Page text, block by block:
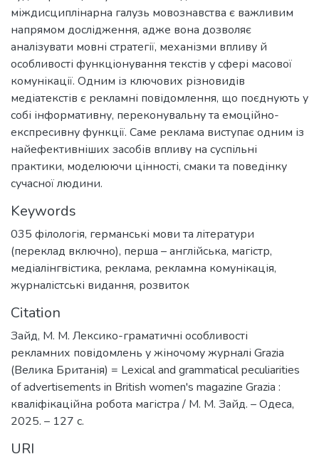
міждисциплінарна галузь мовознавства є важливим
напрямом дослідження, адже вона дозволяє
аналізувати мовні стратегії, механізми впливу й
особливості функціонування текстів у сфері масової
комунікації. Одним із ключових різновидів
медіатекстів є рекламні повідомлення, що поєднують у
собі інформативну, переконувальну та емоційно-
експресивну функції. Саме реклама виступає одним із
найефективніших засобів впливу на суспільні
практики, моделюючи цінності, смаки та поведінку
сучасної людини.
Keywords
035 філологія, германські мови та літератури
(переклад включно), перша – англійська, магістр,
медіалінгвістика, реклама, рекламна комунікація,
журналістські видання, розвиток
Citation
Зайд, М. М. Лексико-граматичні особливості
рекламних повідомлень у жіночому журналі Grazia
(Велика Британія) = Lexical and grammatical peculiarities
of advertisements in British women's magazine Grazia :
кваліфікаційна робота магістра / М. М. Зайд. – Одеса,
2025. – 127 с.
URI